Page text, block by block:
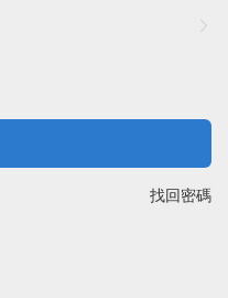
找回密碼